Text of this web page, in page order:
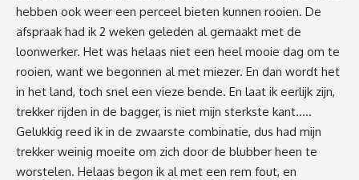
hebben ook weer een perceel bieten kunnen rooien. De
afspraak had ik 2 weken geleden al gemaakt met de
loonwerker. Het was helaas niet een heel mooie dag om te
rooien, want we begonnen al met miezer. En dan wordt het
in het land, toch snel een vieze bende. En laat ik eerlijk zijn,
trekker rijden in de bagger, is niet mijn sterkste kant…..
Gelukkig reed ik in de zwaarste combinatie, dus had mijn
trekker weinig moeite om zich door de blubber heen te
worstelen. Helaas begon ik al met een rem fout, en